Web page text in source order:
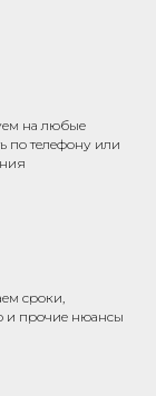
на любые
по телефону или
сроки,
и прочие нюансы